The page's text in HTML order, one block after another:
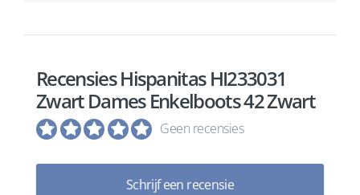
Recensies Hispanitas HI233031
Zwart Dames Enkelboots 42 Zwart
Geen recensies
Schrijf een recensie